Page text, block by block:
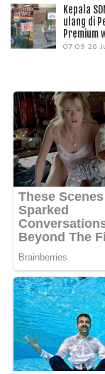
Kepala
ulang di
Premium
07:09 26